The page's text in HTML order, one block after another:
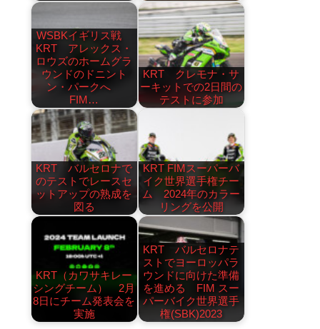
WSBKイギリス戦
KRT アレックス・
ロウズのホームグラ
ウンドのドニント
ン・パークへ
FIM…
KRT クレモナ・サ
ーキットでの2日間の
テストに参加
KRT バルセロナで
のテストでレースセ
ットアップの熟成を
図る
KRT FIMスーパーバ
イク世界選手権チー
ム 2024年のカラー
リングを公開
KRT（カワサキレー
シングチーム） 2月
8日にチーム発表会を
実施
KRT バルセロナテ
ストでヨーロッパラ
ウンドに向けた準備
を進める FIM スー
パーバイク世界選手
権(SBK)2023